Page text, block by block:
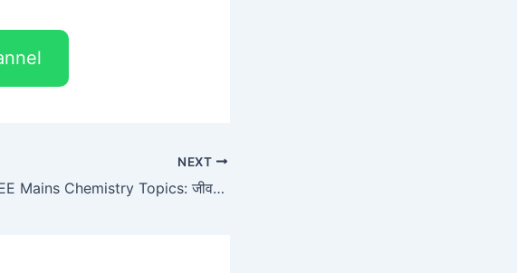
NEXT
JEE Mains Chemistry Topics: जीवविज्ञान के महत्वपूर्ण विषय